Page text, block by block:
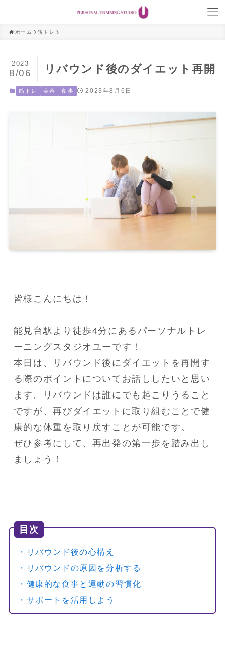
ホーム 筋トレ
リバウンド後のダイエット再開
2023
8/06
筋トレ 美容 食事 2023年8月6日
皆様こんにちは！
能見台駅より徒歩4分にあるパーソナルトレ
ーニングスタジオユーです！
本日は、リバウンド後にダイエットを再開す
る際のポイントについてお話ししたいと思い
ます。リバウンドは誰にでも起こりうること
ですが、再びダイエットに取り組むことで健
康的な体重を取り戻すことが可能です。
ぜひ参考にして、再出発の第一歩を踏み出し
目次
・リバウンド後の心構え
・リバウンドの原因を分析する
・健康的な食事と運動の習慣化
・サポートを活用しよう